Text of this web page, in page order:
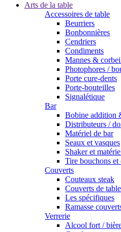
Arts de la table
Accessoires de table
Beurriers
Bonbonnières
Cendriers
Condiments
Mannes &
Photophores /
Porte cure-dents
Porte-bouteilles
Signalétique
Bar
Bobine addition
Distributeurs /
Matériel de bar
Seaux et vasques
Shaker et
Tire bouchons et
Couverts
Couteaux steak
Couverts de table
Les spécifiques
Ramasse
Verrerie
Alcool fort /